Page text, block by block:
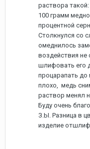
раствора
100 грамм
процентной
Столкнулся со
омеднилось
воздействия не
шлифовать его
процарапать до
плохо, медь
раствор менял
Буду очень
З.Ы. Разница в
изделие